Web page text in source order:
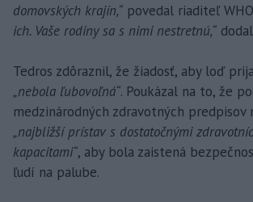
domovských krajín,“ povedal riaditeľ
ich. Vaše rodiny sa s nimi nestretnú,“
Tedros zdôraznil, že žiadosť, aby loď
„nebola ľubovoľná“. Poukázal na to, že
medzinárodných zdravotných
„najbližší prístav s dostatočnými
kapacitami“, aby bola zaistená
ľudí na palube.